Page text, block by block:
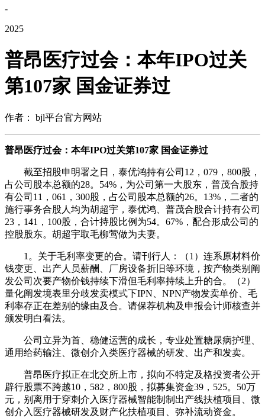
-
2025
普昂医疗过会：本年IPO过关
第107家 国金证券过
作者： bjl平台官方网站
普昂医疗过会：本年IPO过关第107家 国金证券过
截至招股申明署之日，泰优鸿持有公司12，079，800股，
占公司股本总额的28。54%，为公司第一大股东，普茂合股持
有公司11，061，300股，占公司股本总额的26。13%，二者的
施行事务合股人均为胡超宇，泰优鸿、普茂合股合计持有公司
23，141，100股，合计持股比例为54。67%，配合形成公司的
控股股东。胡超宇取毛柳莺做为夫妻。
1。关于毛利率变更的合。请刊行人：（1）连系原材料价
钱变更、出产人员薪酬、厂房设备折旧等环境，按产物类别阐
发公司次要产物价钱持续下滑但毛利率持续上升的合。（2）
量化阐发境表里分歧发卖模式下IPN、NPN产物发卖单价、毛
利率存正在差别的缘由及合。请保荐机构及申报会计师核查并
颁发明白看法。
公司立异为首、稳健运营的成长，专业处置糖尿病护理、
通用给药输注、微创介入类医疗器械的研发、出产和发卖。
普昂医疗拟正在北交所上市，拟向不特定及格投资者公开
辟行股票不跨越10，582，800股，拟募集资金39，525。50万
元，别离用于穿刺介入医疗器械智能制制出产线扶植项目、微
创介入医疗器械研发及财产化扶植项目、弥补流动资金。